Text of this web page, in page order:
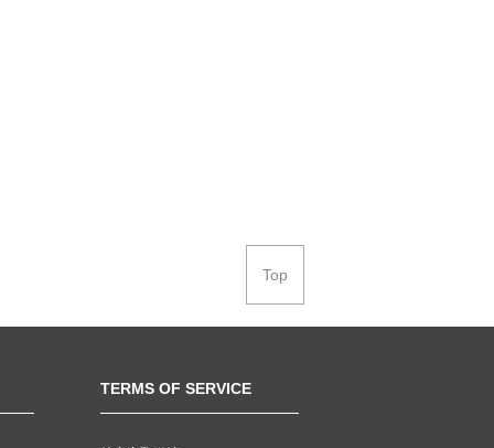
Top
TERMS OF SERVICE